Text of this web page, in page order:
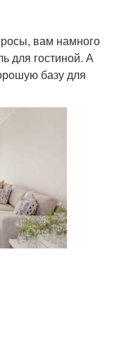
вам намного
для гостиной. А
базу для